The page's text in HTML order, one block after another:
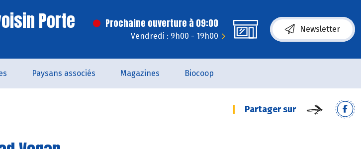
Porte Prochaine ouverture à 09:00
Vendredi : 9h00 - 19h00
Newsletter
Paysans associés Magazines Biocoop
Partager sur